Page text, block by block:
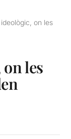
on les
les